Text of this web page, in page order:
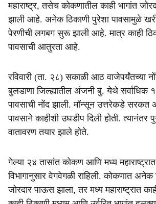
r
e
महाराष्ट्र, तसेच कोकणातील काही भागांत
झाली आहे. अनेक ठिकाणी पुरेशा पावसामुळे
पेरणीची लगबग सुरू झाली आहे. मात्र काही
पावसाची आतुरता आहे.
रविवारी (ता. २८) सकाळी आठ वाजेपर्यंतच्या
बुलडाणा जिल्ह्यातील अंजनी बु. येथे सर्वाधिक
पावसाची नोंद झाली. मॉन्सून उत्तरेकडे सरकत
पावसाने काहीशी उघडीप दिली होती. त्यानंतर
वातावरण तयार झाले होते.
गेल्या २४ तासांत कोकण आणि मध्य महाराष्ट्रात
विभागानुसार वेगवेगळी राहिली. कोकणात अनेक
जोरदार पाऊस झाला, तर मध्य महाराष्ट्रात